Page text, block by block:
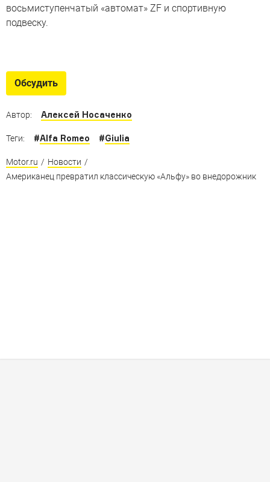
восьмиступенчатый «автомат» ZF и спортивную
подвеску.
Обсудить
Автор: Алексей Носаченко
Теги: #Alfa Romeo #Giulia
Motor.ru / Новости /
Американец превратил классическую «Альфу» во внедорожник